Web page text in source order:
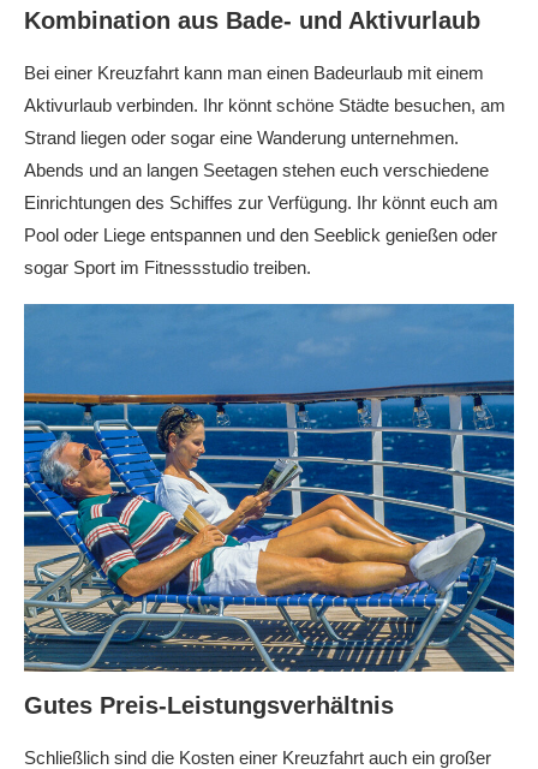
Kombination aus Bade- und Aktivurlaub
Bei einer Kreuzfahrt kann man einen Badeurlaub mit einem
Aktivurlaub verbinden. Ihr könnt schöne Städte besuchen, am
Strand liegen oder sogar eine Wanderung unternehmen.
Abends und an langen Seetagen stehen euch verschiedene
Einrichtungen des Schiffes zur Verfügung. Ihr könnt euch am
Pool oder Liege entspannen und den Seeblick genießen oder
sogar Sport im Fitnessstudio treiben.
Gutes Preis-Leistungsverhältnis
Schließlich sind die Kosten einer Kreuzfahrt auch ein großer